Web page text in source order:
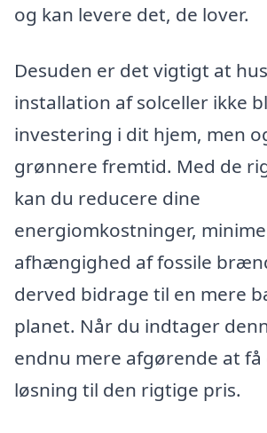
og kan levere det, de lover.
Desuden er det vigtigt at
installation af solceller ikke
investering i dit hjem, men
grønnere fremtid. Med de
kan du reducere dine
energiomkostninger,
afhængighed af fossile
derved bidrage til en mere
planet. Når du indtager
endnu mere afgørende at
løsning til den rigtige pris.